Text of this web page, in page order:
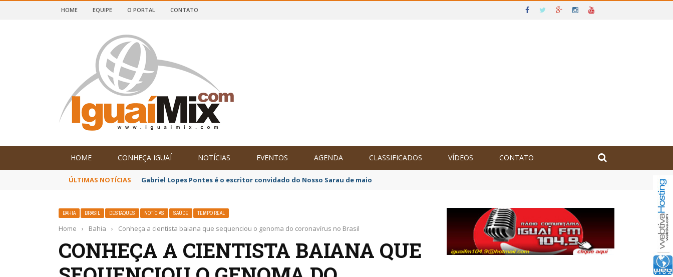
E SUDOESTE DA BAHIA
HOME EQUIPE O PORTAL CONTATO
HOME CONHEÇA IGUAÍ NOTÍCIAS EVENTOS AGENDA CLASSIFICADOS VÍDEOS CONTATO
ÚLTIMAS NOTÍCIAS Gabriel Lopes Pontes é o escritor convidado do Nosso Sarau de maio
BAHIA BRASIL DESTAQUES NOTÍCIAS SAÚDE TEMPO REAL
Home › Bahia › Conheça a cientista baiana que sequenciou o genoma do coronavírus no Brasil
CONHEÇA A CIENTISTA BAIANA QUE